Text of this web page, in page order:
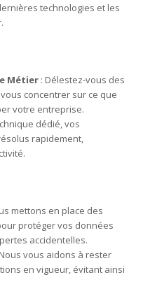
technologies et les
Métier : Délestez-vous des
concentrer sur ce que
votre entreprise.
dédié, vos
rapidement,
mettons en place des
protéger vos données
accidentelles.
vous aidons à rester
en vigueur, évitant ainsi